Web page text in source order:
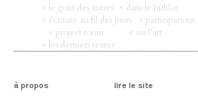
< le goût des autres < dans le hublot
< écriture au fil des jours
< participations
< project room
< sur l’art
< les derniers textes
à propos lire le site